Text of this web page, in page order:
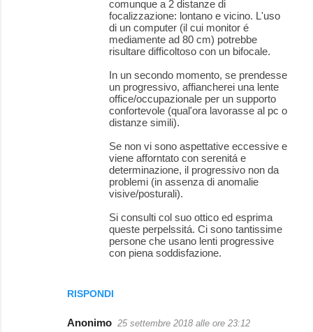
RISPONDI
comunque a 2 distanze di
focalizzazione: lontano e vicino. L'uso
di un computer (il cui monitor é
mediamente ad 80 cm) potrebbe
risultare difficoltoso con un bifocale.
In un secondo momento, se prendesse
un progressivo, affiancherei una lente
office/occupazionale per un supporto
confortevole (qual'ora lavorasse al pc o
distanze simili).
Se non vi sono aspettative eccessive e
viene afforntato con serenitá e
determinazione, il progressivo non da
problemi (in assenza di anomalie
visive/posturali).
Si consulti col suo ottico ed esprima
queste perpelssitá. Ci sono tantissime
persone che usano lenti progressive
con piena soddisfazione.
Anonimo 25 settembre 2018 alle ore 23:12